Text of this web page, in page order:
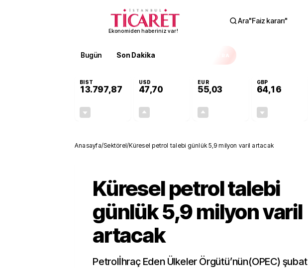
Ekonomiden haberiniz var!
Ara"Faiz kararı"
Bugün Son Dakika
BIST
13.797,87
USD
47,70
EUR
55,03
GBP
64,16
Anasayfa/Sektörel/Küresel petrol talebi günlük 5,9 milyon varil artacak
Küresel petrol talebi
günlük 5,9 milyon varil
artacak
Petrolİhraç Eden Ülkeler Örgütü’nün(OPEC) şubat